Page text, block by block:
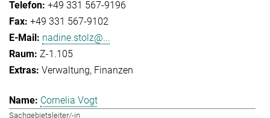
+49 331 567-9196
+49 331 567-9102
nadine.stolz@...
Z-1.105
Verwaltung Finanzen
Cornelia Vogt
Sachgebietsleiter/-in